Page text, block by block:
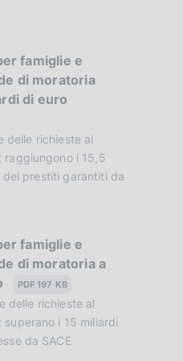
famiglie e
di moratoria
di euro
delle richieste al
raggiungono i 15,5
dei prestiti garantiti da
famiglie e
di moratoria a
PDF 197 KB
delle richieste al
superano i 15 miliardi
da SACE